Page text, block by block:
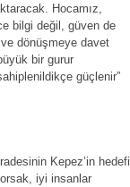
Hocamız,
bilgi değil, güven de
dönüşmeye davet
bir gurur
güçlenir”
Kepez’in hedefi
iyi insanlar